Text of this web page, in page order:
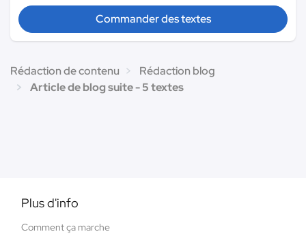
Commander des textes
Rédaction de contenu
Rédaction blog
Article de blog suite - 5 textes
Plus d'info
Comment ça marche